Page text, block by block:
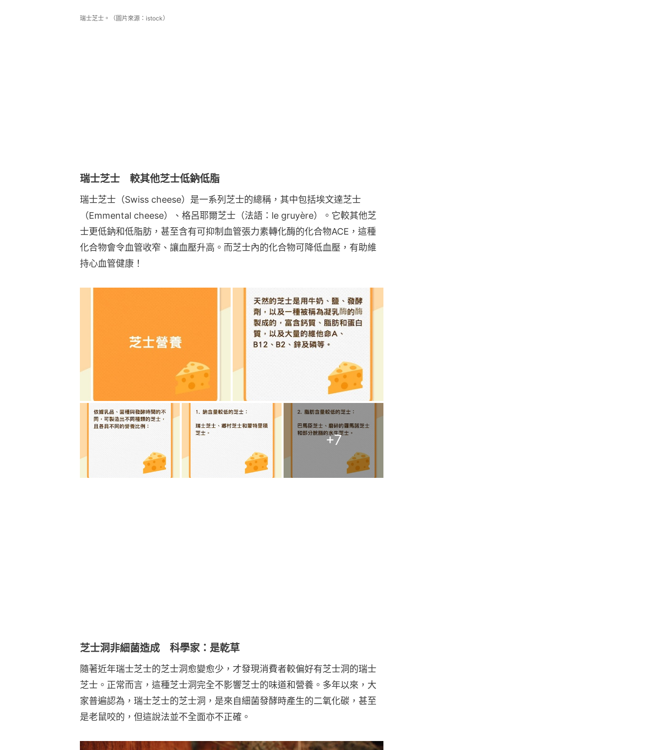
瑞士芝士。（圖片來源：istock）
+7